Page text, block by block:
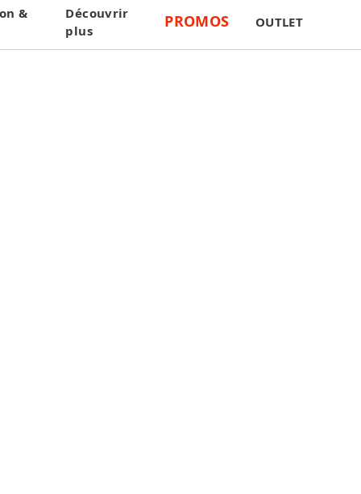
&
Découvrir
plus
PROMOS OUTLET